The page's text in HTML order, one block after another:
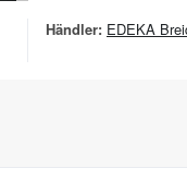
Händler: EDEKA